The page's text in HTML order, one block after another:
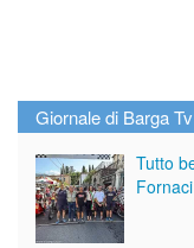
Giornale di Barga Tv
Tutto